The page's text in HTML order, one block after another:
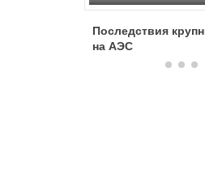
Последствия
на АЭС